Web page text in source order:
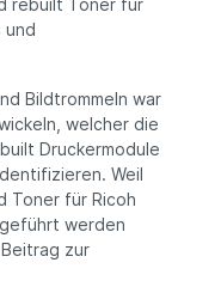
rebuilt Toner für
und
Bildtrommeln war
welcher die
Druckermodule
Weil
Toner für Ricoh
werden
zur